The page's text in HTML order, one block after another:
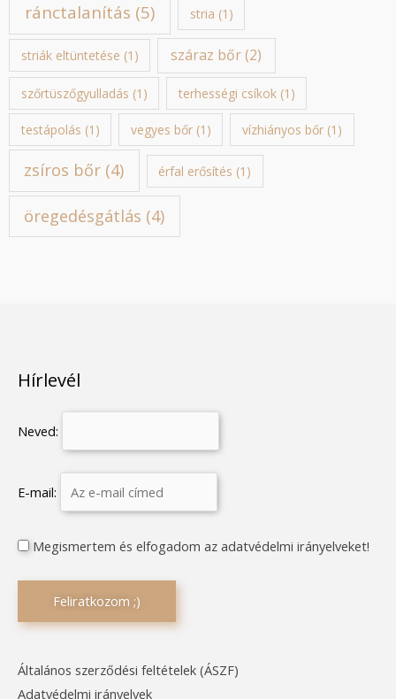
ránctalanítás (5) stria (1)
striák eltüntetése (1) száraz bőr(2)
szőrtüszőgyulladás (1) terhességi csíkok(1)
testápolás (1) vegyes bőr(1) vízhiányos bőr(1)
zsíros bőr (4) érfal erősítés (1)
öregedésgátlás (4)
Hírlevél
Neved:
E-mail:
Megismertem és elfogadom az adatvédelmi irányelveket!
Általános szerződési feltételek (ÁSZF)
Adatvédelmi irányelvek